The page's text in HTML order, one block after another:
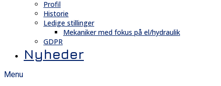
Profil
Historie
Ledige stillinger
Mekaniker med fokus på el/hydraulik
GDPR
Nyheder
Menu